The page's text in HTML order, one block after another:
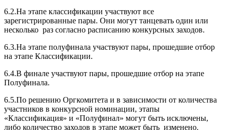
6.2.На этапе классификации участвуют все
зарегистрированные пары. Они могут танцевать один или
несколько раз согласно расписанию конкурсных заходов.
6.3.На этапе полуфинала участвуют пары, прошедшие отбор
на этапе Классификации.
6.4.В финале участвуют пары, прошедшие отбор на этапе
Полуфинала.
6.5.По решению Оргкомитета и в зависимости от количества
участников в конкурсной номинации, этапы
«Классификация» и «Полуфинал» могут быть исключены,
либо количество заходов в этапе может быть изменено.